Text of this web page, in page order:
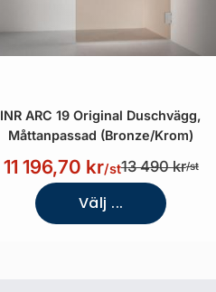
INR ARC 19 Original Duschvägg,
Måttanpassad (Bronze/Krom)
11 196,70 kr/st13 490 kr/st
Välj ...